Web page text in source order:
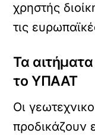
χρηστής
τις
Τα
το ΥΠΑΑΤ
Οι
προδικάζουν